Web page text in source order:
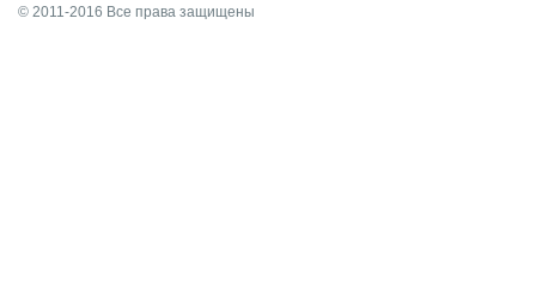
© 2011-2016 Все права защищены